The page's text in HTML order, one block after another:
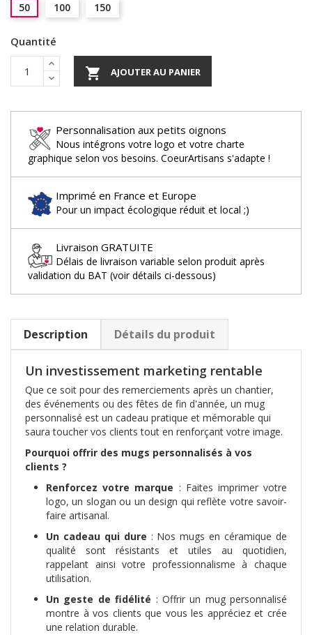
50 100 150
Quantité
 AJOUTER AU PANIER
Personnalisation aux petits oignons
Nous intégrons votre logo et votre charte
graphique selon vos besoins. CoeurArtisans s'adapte !
Imprimé en France et Europe
Pour un impact écologique réduit et local ;)
Livraison GRATUITE
Délais de livraison variable selon produit après
validation du BAT (voir détails ci-dessous)
Description Détails du produit
Un investissement marketing rentable
Que ce soit pour des remerciements après un chantier,
des événements ou des fêtes de fin d'année, un mug
personnalisé est un cadeau pratique et mémorable qui
saura toucher vos clients tout en renforçant votre image.
Pourquoi offrir des mugs personnalisés à vos
clients ?
Renforcez votre marque : Faites imprimer votre
logo, un slogan ou un design qui reflète votre savoir-
faire artisanal.
Un cadeau qui dure : Nos mugs en céramique de
qualité sont résistants et utiles au quotidien,
rappelant ainsi votre professionnalisme à chaque
utilisation.
Un geste de fidélité : Offrir un mug personnalisé
montre à vos clients que vous les appréciez et crée
une relation durable.